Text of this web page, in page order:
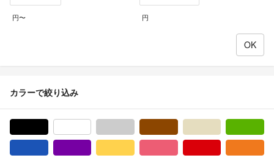
円〜 円
カラーで絞り込み